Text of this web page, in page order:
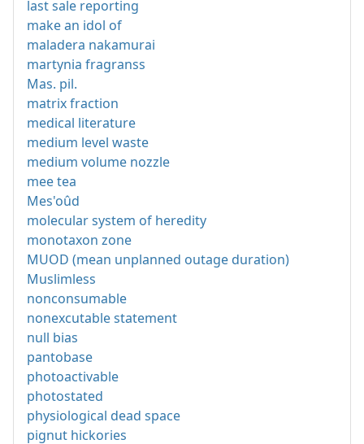
last sale reporting
make an idol of
maladera nakamurai
martynia fragranss
Mas. pil.
matrix fraction
medical literature
medium level waste
medium volume nozzle
mee tea
Mes'oûd
molecular system of heredity
monotaxon zone
MUOD (mean unplanned outage duration)
Muslimless
nonconsumable
nonexcutable statement
null bias
pantobase
photoactivable
photostated
physiological dead space
pignut hickories